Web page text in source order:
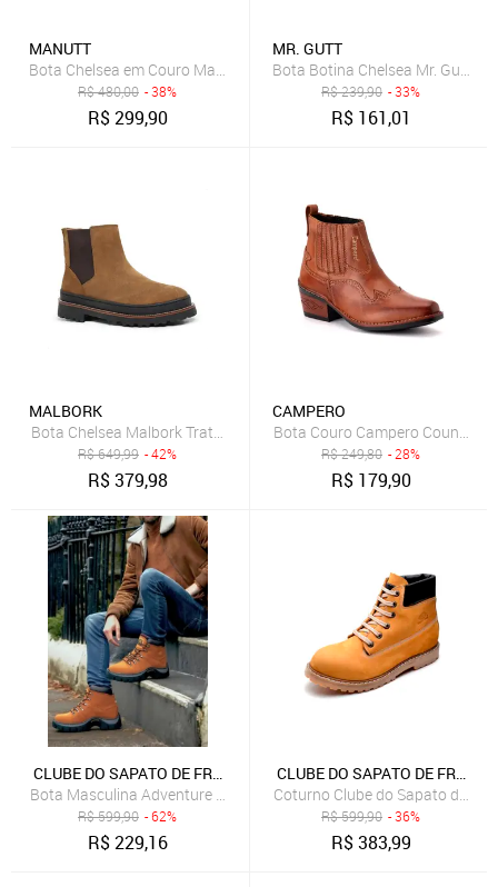
MANUTT
Bota Chelsea em Couro Masculina Argentina Clássica Caramelo
R$480,00 - 38%
R$299,90
MR. GUTT
Bota Botina Chelsea Mr. Gutt
R$239,90 - 33%
R$ 161,01
MALBORK
Bota Chelsea Malbork Tratorada em Couro Caramelo 001875C
R$649,99 - 42%
R$379,98
CAMPERO
Bota Couro Campero Country
R$249,80 - 28%
R$ 179,90
CLUBE DO SAPATO DE FRANCA
Bota Masculina Adventure Couro Pantanal Brasil Clube do Sapato
R$599,90 - 62%
R$229,16
CLUBE DO SAPATO DE FRANCA
R$599,90 - 36%
R$383,99